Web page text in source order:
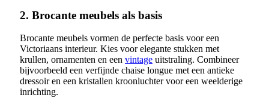
2. Brocante meubels als basis
Brocante meubels vormen de perfecte basis voor een
Victoriaans interieur. Kies voor elegante stukken met
krullen, ornamenten en een vintage uitstraling. Combineer
bijvoorbeeld een verfijnde chaise longue met een antieke
dressoir en een kristallen kroonluchter voor een weelderige
inrichting.